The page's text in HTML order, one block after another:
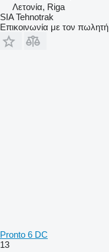
Λετονία, Riga
SIA Tehnotrak
Επικοινωνία με τον πωλητή
Pronto 6 DC
13